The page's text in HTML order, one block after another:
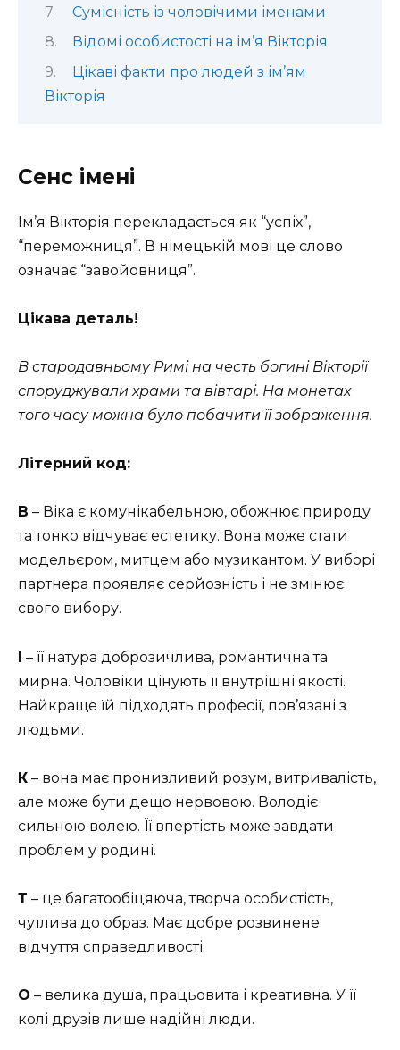
Сумісність із чоловічими іменами
Відомі особистості на ім’я Вікторія
Цікаві факти про людей з ім’ям
Вікторія
Сенс імені
Ім’я Вікторія перекладається як “успіх”,
“переможниця”. В німецькій мові це слово
означає “завойовниця”.
Цікава деталь!
В стародавньому Римі на честь богині Вікторії
споруджували храми та вівтарі. На монетах
того часу можна було побачити її зображення.
Літерний код:
В – Віка є комунікабельною, обожнює природу
та тонко відчуває естетику. Вона може стати
модельєром, митцем або музикантом. У виборі
партнера проявляє серйозність і не змінює
свого вибору.
І – її натура доброзичлива, романтична та
мирна. Чоловіки цінують її внутрішні якості.
Найкраще їй підходять професії, пов’язані з
людьми.
К – вона має пронизливий розум, витривалість,
але може бути дещо нервовою. Володіє
сильною волею. Її впертість може завдати
проблем у родині.
Т – це багатообіцяюча, творча особистість,
чутлива до образ. Має добре розвинене
відчуття справедливості.
О – велика душа, працьовита і креативна. У її
колі друзів лише надійні люди.